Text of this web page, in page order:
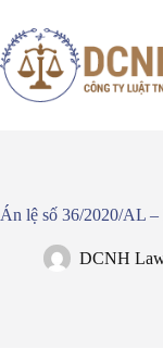
đến
phần
nội
dung
Án lệ số 36/2020/AL –
DCNH